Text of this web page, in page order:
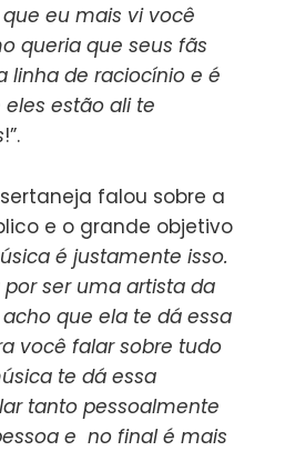
eu mais vi você
queria que seus fãs
linha de raciocínio e é
estão ali te
!”.
falou sobre a
e o grande objetivo
é justamente isso.
ser uma artista da
que ela te dá essa
você falar sobre tudo
te dá essa
tanto pessoalmente
e no final é mais